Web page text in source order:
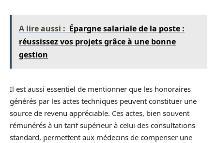
A lire aussi : Épargne salariale de la poste :
réussissez vos projets grâce à une bonne
gestion
Il est aussi essentiel de mentionner que les honoraires
générés par les actes techniques peuvent constituer une
source de revenu appréciable. Ces actes, bien souvent
rémunérés à un tarif supérieur à celui des consultations
standard, permettent aux médecins de compenser une